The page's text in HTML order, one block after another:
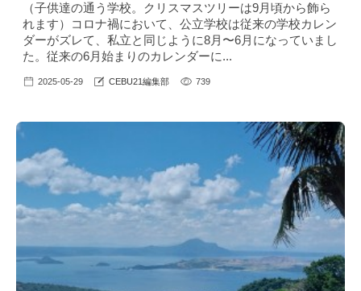
（子供達の通う学校。クリスマスツリーは9月頃から飾ら
れます）コロナ禍において、公立学校は従来の学校カレン
ダーがズレて、私立と同じように8月〜6月になっていまし
た。従来の6月始まりのカレンダーに...
2025-05-29 CEBU21編集部 739